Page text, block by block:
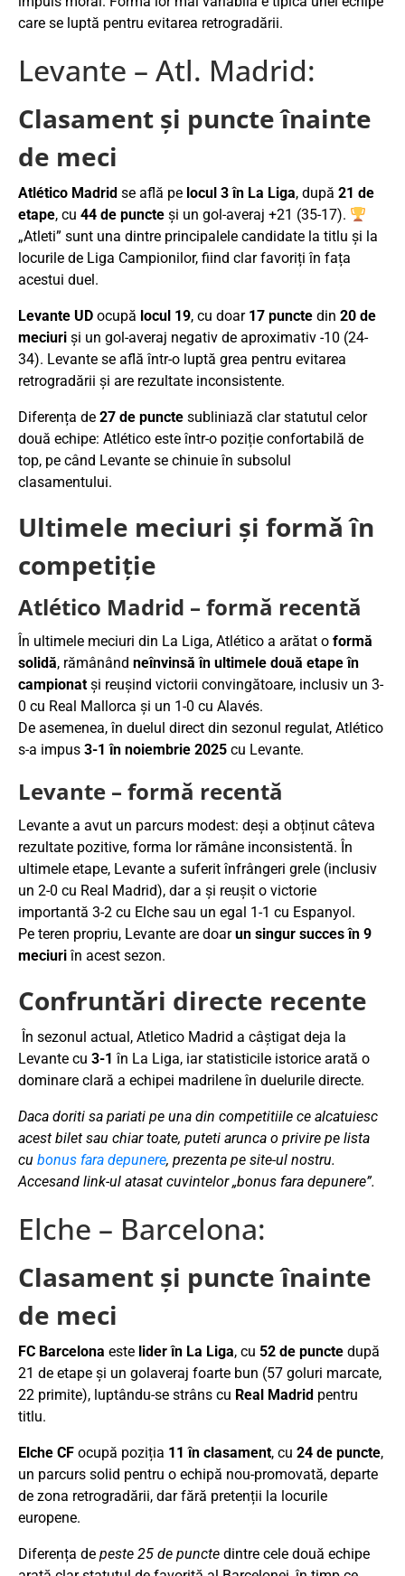
care se luptă pentru evitarea retrogradării.
Levante – Atl. Madrid:
Clasament și puncte înainte
de meci
Atlético Madrid se află pe locul 3 în La Liga, după 21 de
etape, cu 44 de puncte și un gol-averaj +21 (35-17).
„Atleti” sunt una dintre principalele candidate la titlu și la
locurile de Liga Campionilor, fiind clar favoriți în fața
acestui duel.
Levante UD ocupă locul 19, cu doar 17 puncte din 20 de
meciuri și un gol-averaj negativ de aproximativ -10 (24-
34). Levante se află într-o luptă grea pentru evitarea
retrogradării și are rezultate inconsistente.
Diferența de 27 de puncte subliniază clar statutul celor
două echipe: Atlético este într-o poziție confortabilă de
top, pe când Levante se chinuie în subsolul
clasamentului.
Ultimele meciuri și formă în
competiție
Atlético Madrid – formă recentă
În ultimele meciuri din La Liga, Atlético a arătat o formă
solidă, rămânând neînvinsă în ultimele două etape în
campionat și reușind victorii convingătoare, inclusiv un 3-
0 cu Real Mallorca și un 1-0 cu Alavés.
De asemenea, în duelul direct din sezonul regulat, Atlético
s-a impus 3-1 în noiembrie 2025 cu Levante.
Levante – formă recentă
Levante a avut un parcurs modest: deși a obținut câteva
rezultate pozitive, forma lor rămâne inconsistentă. În
ultimele etape, Levante a suferit înfrângeri grele (inclusiv
un 2-0 cu Real Madrid), dar a și reușit o victorie
importantă 3-2 cu Elche sau un egal 1-1 cu Espanyol.
Pe teren propriu, Levante are doarun singur succes în 9
meciuriîn acest sezon.
Confruntări directe recente
În sezonul actual, Atletico Madrid a câștigat deja la
Levante cu 3-1 în La Liga, iar statisticile istorice arată o
dominare clară a echipei madrilene în duelurile directe.
Daca doriti sa pariati pe una din competitiile ce alcatuiesc
acest bilet sau chiar toate, puteti arunca o privire pe lista
cu bonus fara depunere, prezenta pe site-ul nostru.
Accesand link-ul atasat cuvintelor „bonus fara depunere”.
Elche – Barcelona:
Clasament și puncte înainte
de meci
FC Barcelona este lider în La Liga, cu 52 de puncte după
21 de etape și un golaveraj foarte bun (57 goluri marcate,
22 primite), luptându-se strâns cu Real Madrid pentru
titlu.
Elche CF ocupă poziția 11 în clasament, cu 24 de puncte,
un parcurs solid pentru o echipă nou-promovată, departe
de zona retrogradării, dar fără pretenții la locurile
europene.
Diferența de peste 25 de puncte dintre cele două echipe